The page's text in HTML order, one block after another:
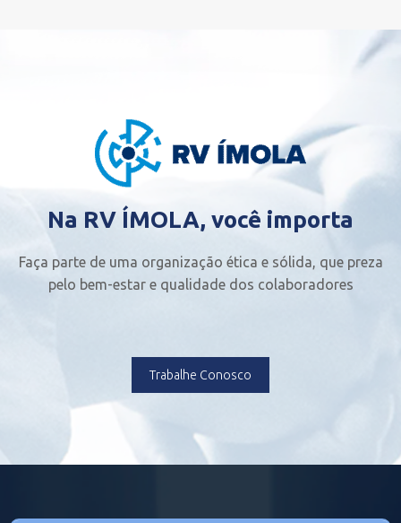
Na RV ÍMOLA, você importa
Faça parte de uma organização ética e sólida, que preza
pelo bem-estar e qualidade dos colaboradores
Trabalhe Conosco